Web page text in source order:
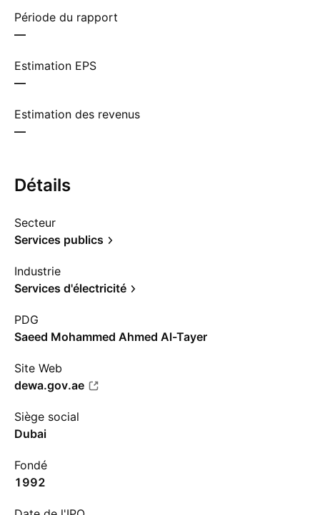
Période du rapport
—
Estimation EPS
—
Estimation des revenus
—
Détails
Secteur
Services publics
Industrie
Services d'électricité
PDG
Saeed Mohammed Ahmed Al-Tayer
Site Web
dewa.gov.ae
Siège social
Dubai
Fondé
1992